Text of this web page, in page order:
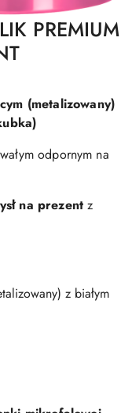
PREMIUM
(metalizowany)
odpornym na
na prezent z
z białym